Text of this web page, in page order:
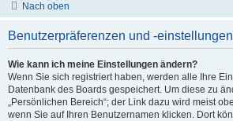
Nach oben
Benutzerpräferenzen und -einstellungen
Wie kann ich meine Einstellungen ändern?
Wenn Sie sich registriert haben, werden alle Ihre
Datenbank des Boards gespeichert. Um diese zu
„Persönlichen Bereich“; der Link dazu wird meist
wenn Sie auf Ihren Benutzernamen klicken. Dort